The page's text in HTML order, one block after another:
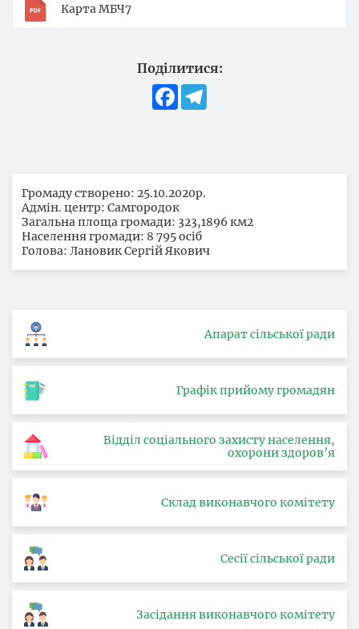
Карта МБЧ7
Поділитися:
Facebook
Громаду створено: 25.10.2020р.
Адмін. центр: Самгородок
Загальна площа громади: 323,1896 км2
Населення громади: 8 795 осіб
Голова: Лановик Сергій Якович
Апарат сільської ради
Графік прийому громадян
Відділ соціального захисту населення,
охорони здоров’я
Склад виконавчого комітету
Сесії сільської ради
Засідання виконавчого комітету